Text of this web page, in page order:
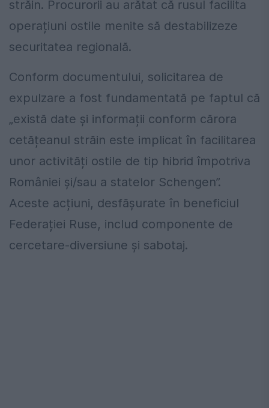
străin. Procurorii au arătat că rusul facilita
operațiuni ostile menite să destabilizeze
securitatea regională.
Conform documentului, solicitarea de
expulzare a fost fundamentată pe faptul că
„există date și informații conform cărora
cetățeanul străin este implicat în facilitarea
unor activități ostile de tip hibrid împotriva
României și/sau a statelor Schengen”.
Aceste acțiuni, desfășurate în beneficiul
Federației Ruse, includ componente de
cercetare-diversiune și sabotaj.